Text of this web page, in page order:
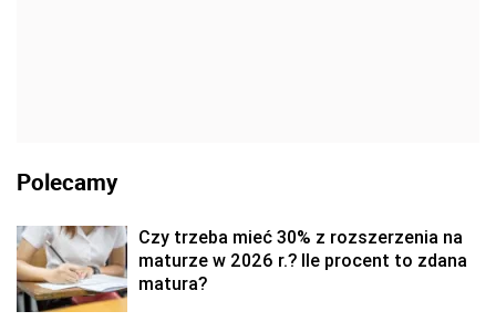
Polecamy
Czy trzeba mieć 30% z rozszerzenia na
maturze w 2026 r.? Ile procent to zdana
matura?